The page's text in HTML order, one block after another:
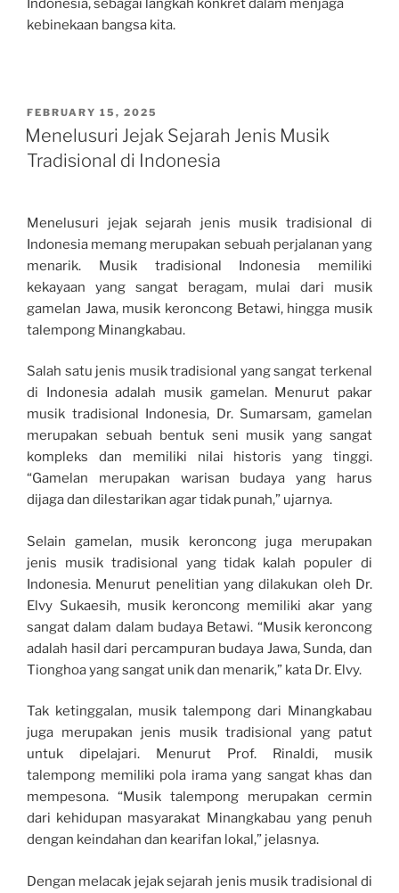
Indonesia, sebagai langkah konkret dalam menjaga
kebinekaan bangsa kita.
POSTED
ON
FEBRUARY 15, 2025
Menelusuri Jejak Sejarah Jenis Musik
Tradisional di Indonesia
Menelusuri jejak sejarah jenis musik tradisional di
Indonesia memang merupakan sebuah perjalanan yang
menarik. Musik tradisional Indonesia memiliki
kekayaan yang sangat beragam, mulai dari musik
gamelan Jawa, musik keroncong Betawi, hingga musik
talempong Minangkabau.
Salah satu jenis musik tradisional yang sangat terkenal
di Indonesia adalah musik gamelan. Menurut pakar
musik tradisional Indonesia, Dr. Sumarsam, gamelan
merupakan sebuah bentuk seni musik yang sangat
kompleks dan memiliki nilai historis yang tinggi.
“Gamelan merupakan warisan budaya yang harus
dijaga dan dilestarikan agar tidak punah,” ujarnya.
Selain gamelan, musik keroncong juga merupakan
jenis musik tradisional yang tidak kalah populer di
Indonesia. Menurut penelitian yang dilakukan oleh Dr.
Elvy Sukaesih, musik keroncong memiliki akar yang
sangat dalam dalam budaya Betawi. “Musik keroncong
adalah hasil dari percampuran budaya Jawa, Sunda, dan
Tionghoa yang sangat unik dan menarik,” kata Dr. Elvy.
Tak ketinggalan, musik talempong dari Minangkabau
juga merupakan jenis musik tradisional yang patut
untuk dipelajari. Menurut Prof. Rinaldi, musik
talempong memiliki pola irama yang sangat khas dan
mempesona. “Musik talempong merupakan cermin
dari kehidupan masyarakat Minangkabau yang penuh
dengan keindahan dan kearifan lokal,” jelasnya.
Dengan melacak jejak sejarah jenis musik tradisional di